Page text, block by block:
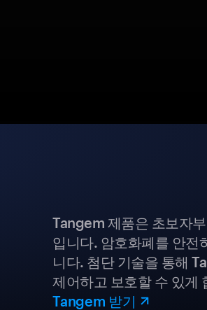
Tangem 제품은 초보자
입니다. 암호화폐를 안전
니다. 첨단 기술을 통해
제어하고 보호할 수 있게
Tangem 받기